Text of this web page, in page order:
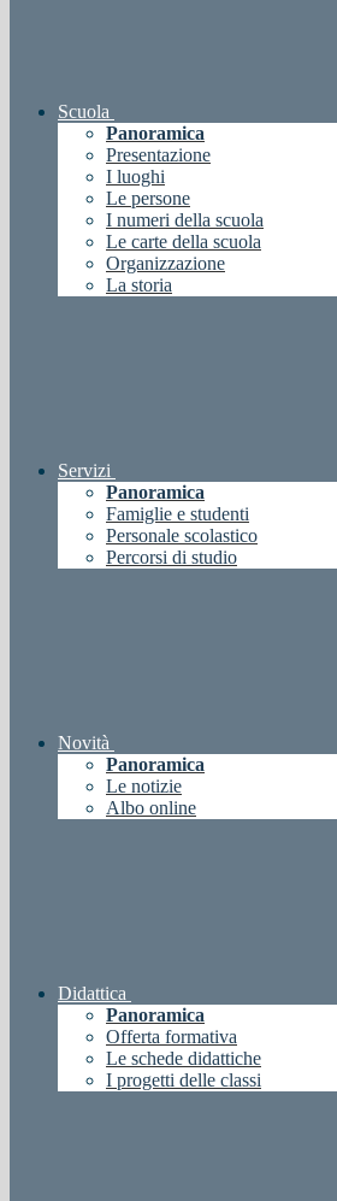
Scuola
Panoramica
Presentazione
I luoghi
Le persone
I numeri della scuola
Le carte della scuola
Organizzazione
La storia
Servizi
Panoramica
Famiglie e studenti
Personale scolastico
Percorsi di studio
Novità
Panoramica
Le notizie
Albo online
Didattica
Panoramica
Offerta formativa
Le schede didattiche
I progetti delle classi